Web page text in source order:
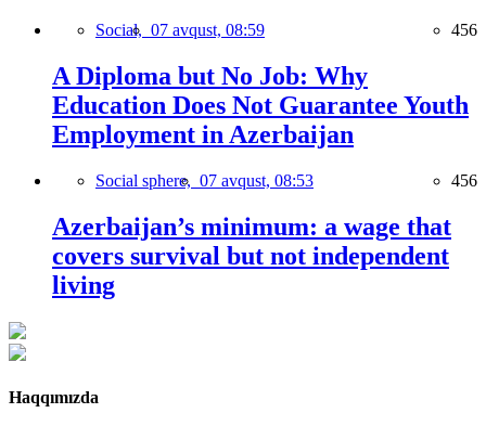
Social, 07 avqust, 08:59 456
A Diploma but No Job: Why
Education Does Not Guarantee Youth
Employment in Azerbaijan
Social sphere, 07 avqust, 08:53 456
Azerbaijan’s minimum: a wage that
covers survival but not independent
living
Haqqımızda